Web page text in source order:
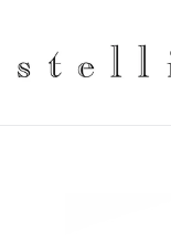
content